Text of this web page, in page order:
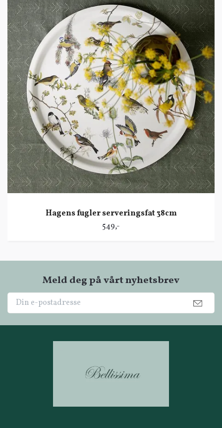
Hagens fugler serveringsfat 38cm
549,-
Meld deg på vårt nyhetsbrev